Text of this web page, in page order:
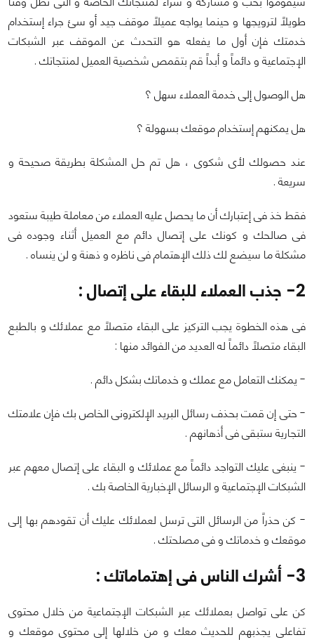
طويلاً لترويجها و حينما يواجه عميلاً موقف جيد أو سئ جراء إستخدام
خدمتك فإن أول ما يفعله هو التحدث عن الموقف عبر الشبكات
الإجتماعية و دائماً و أبداً قم بتقمص شخصية العميل لمنتجاتك .
هل الوصول إلى خدمة العملاء سهل ؟
هل يمكنهم إستخدام موقعك بسهولة ؟
عند حصولك لأى شكوى ، هل تم حل المشكلة بطريقة صحيحة و
سريعة .
فقط خذ فى إعتبارك أن ما يحصل عليه العملاء من معاملة طيبة ستعود
فى صالحك و كونك على إتصال دائم مع العميل أثناء وجوده فى
مشكلة ما سيضع لك ذلك الإهتمام فى ناظره و ذهنة و لن ينساه .
2- جذب العملاء للبقاء على إتصال :
فى هذه الخطوة يجب التركيز على البقاء متصلاً مع عملائك و بالطبع
البقاء متصلاً دائماً له العديد من الفوائد منها :
- يمكنك التعامل مع عملك و خدماتك بشكل دائم .
- حتى إن قمت بحذف رسائل البريد الإلكترونى الخاص بك فإن علامتك
التجارية ستبقى فى أذهانهم .
- ينبغى عليك التواجد دائماً مع عملائك و البقاء على إتصال معهم عبر
الشبكات الإجتماعية و الرسائل الإخبارية الخاصة بك .
- كن حذراً من الرسائل التى ترسل لعملائك عليك أن تقودهم بها إلى
موقعك و خدماتك و فى مصلحتك .
3- أشرك الناس فى إهتماماتك :
كن على تواصل بعملائك عبر الشبكات الإجتماعية من خلال محتوى
تفاعلى يجذبهم للحديث معك و من خلالها إلى محتوى موقعك و